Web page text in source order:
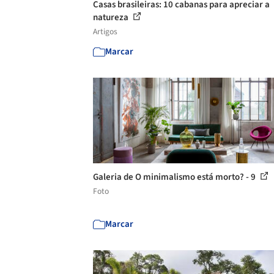
Casas brasileiras: 10 cabanas para apreciar a
natureza
Artigos
Marcar
Galeria de O minimalismo está morto? - 9
Foto
Marcar